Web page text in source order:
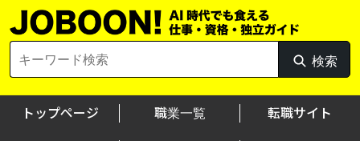
Skip
to
for:
検索
検
索
トップページ 職業一覧 転職サイト